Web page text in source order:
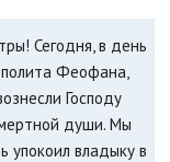
Сегодня, в день
Феофана,
Господу
души. Мы
упокоил владыку в